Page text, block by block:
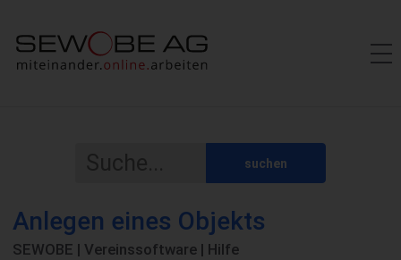
suchen
Anlegen eines Objekts
SEWOBE | Vereinssoftware | Hilfe